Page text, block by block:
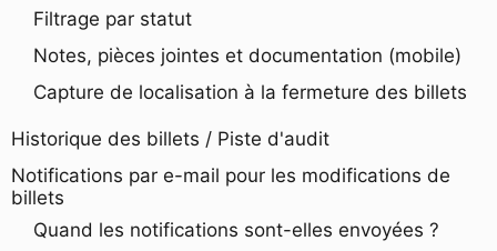
Filtrage par statut
Notes, pièces jointes et documentation (mobile)
Capture de localisation à la fermeture des billets
Historique des billets / Piste d'audit
Notifications par e-mail pour les modifications de
billets
Quand les notifications sont-elles envoyées ?